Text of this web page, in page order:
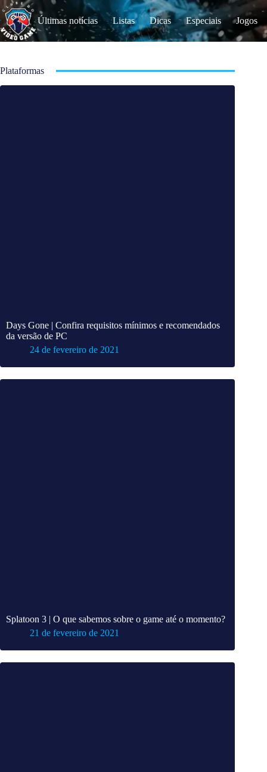
k
i
p
c
n
Últimas notícias Listas Dicas Especiais Jogos
Plataformas
Days Gone | Confira requisitos mínimos e recomendados
da versão de PC
24 de fevereiro de 2021
Splatoon 3 | O que sabemos sobre o game até o momento?
21 de fevereiro de 2021